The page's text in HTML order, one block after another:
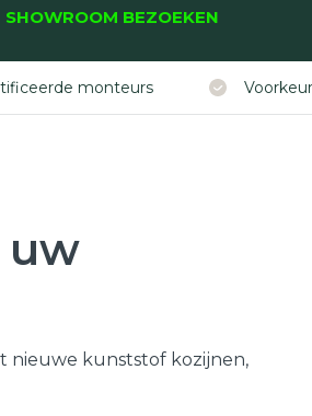
SHOWROOM BEZOEKEN
monteurs
uw
nieuwe kunststof kozijnen,
kozijnen, -deuren,
Samenstellen